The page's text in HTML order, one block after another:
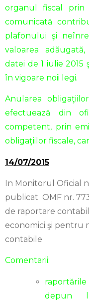
organul fiscal prin
comunicată
plafonului şi
valoarea
datei de 1 iulie 2015
în vigoare noii legi.
Anularea
efectuează din
competent, prin
obligaţiilor fiscale,
14/07/2015
In Monitorul Oficial
publicat OMF nr.
de raportare
economici şi pentru
contabile
Comentarii:
depun